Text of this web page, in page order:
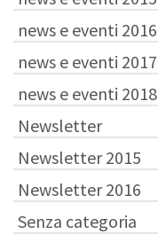
news e eventi 2016
news e eventi 2017
news e eventi 2018
Newsletter
Newsletter 2015
Newsletter 2016
Senza categoria